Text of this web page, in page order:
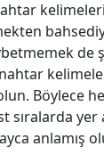
de
Böylece
yer
anlamış